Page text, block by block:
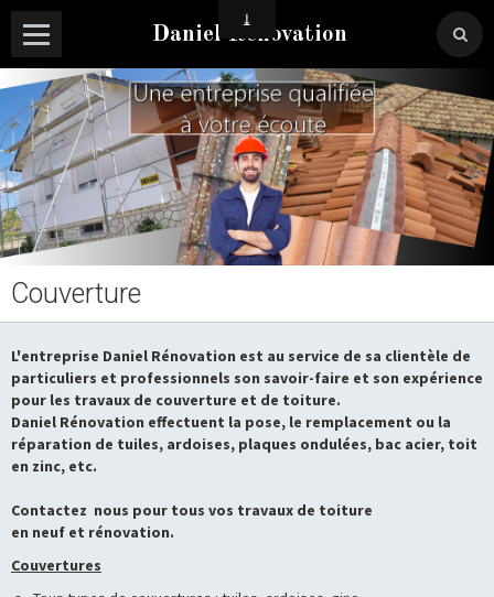
Daniel Rénovation
Couverture
L'entreprise Daniel Rénovation est au service de sa clientèle de
particuliers et professionnels son savoir-faire et son expérience
pour les travaux de couverture et de toiture.
Daniel Rénovation effectuent la pose, le remplacement ou la
réparation de tuiles, ardoises, plaques ondulées, bac acier, toit
en zinc, etc.
Contactez nous pour tous vos travaux de toiture
en neuf et rénovation.
Couvertures